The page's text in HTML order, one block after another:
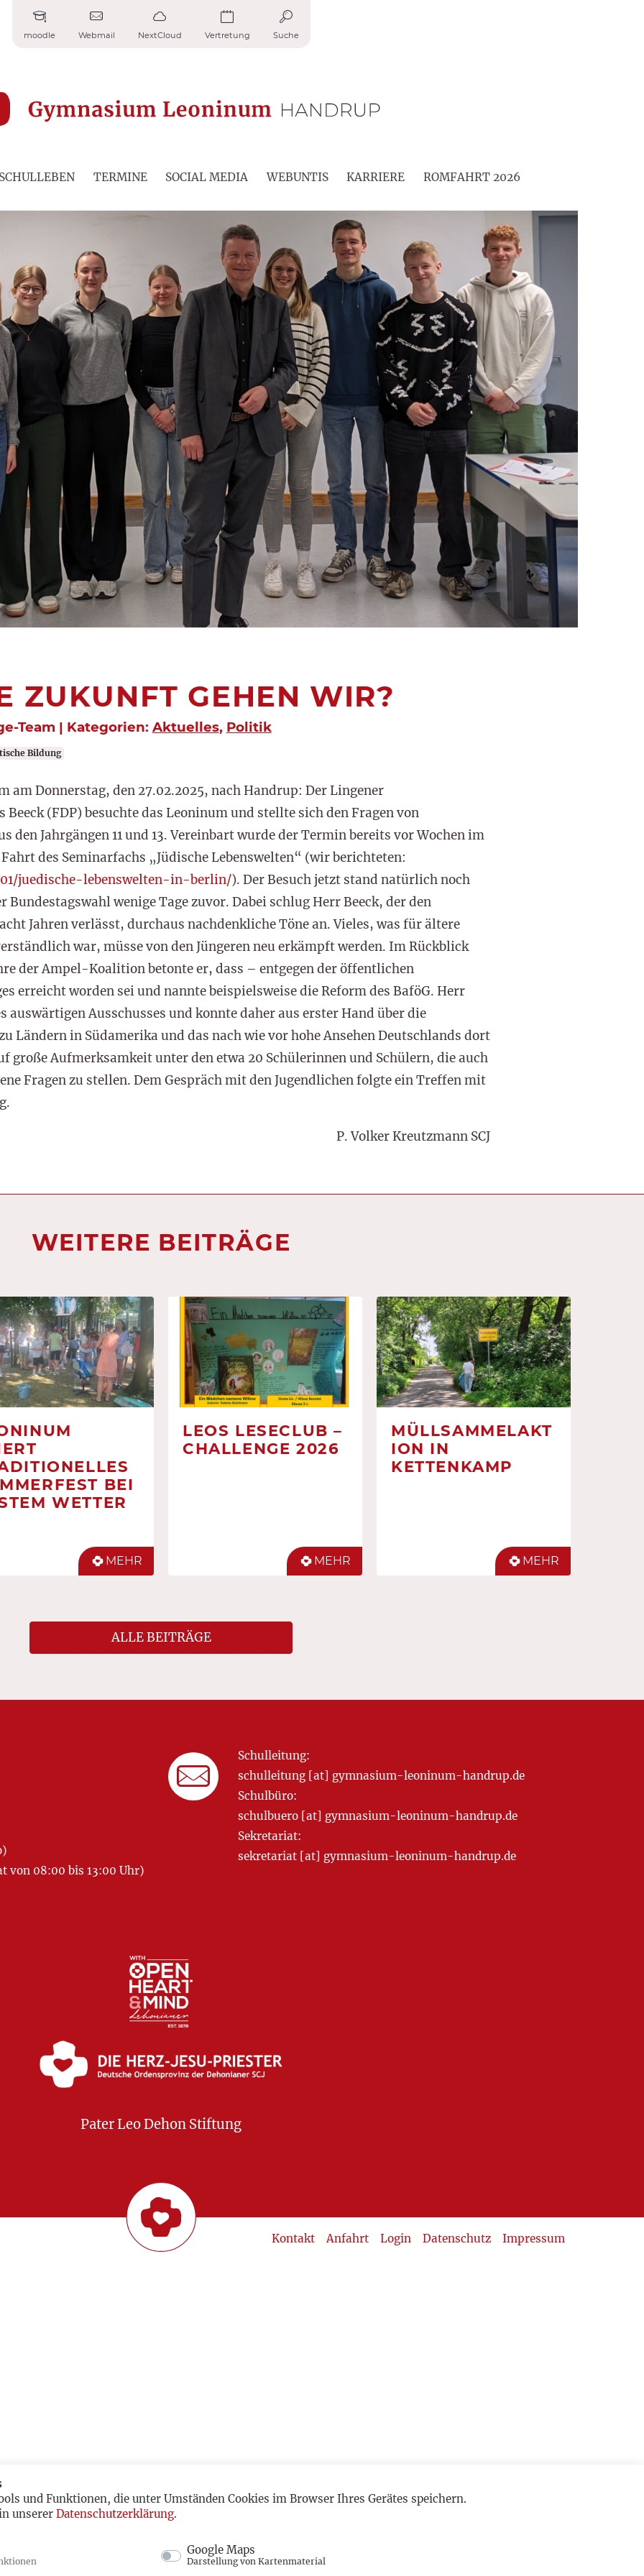
moodle Webmail NextCloud Vertretung Suche
SCHULLEBEN TERMINE SOCIAL MEDIA WEBUNTIS KARRIERE ROMFAHRT 2026
ZUKUNFT GEHEN WIR?
Team | Kategorien: Aktuelles, Politik
Bildung
am Donnerstag, den 27.02.2025, nach Handrup: Der Lingener
Beeck (FDP) besuchte das Leoninum und stellte sich den Fragen von
den Jahrgängen 11 und 13. Vereinbart wurde der Termin bereits vor Wochen im
des Seminarfachs „Jüdische Lebenswelten“ (wir berichteten:
juedische-lebenswelten-in-berlin/). Der Besuch jetzt stand natürlich noch
Bundestagswahl wenige Tage zuvor. Dabei schlug Herr Beeck, der den
Jahren verlässt, durchaus nachdenkliche Töne an. Vieles, was für ältere
war, müsse von den Jüngeren neu erkämpft werden. Im Rückblick
der Ampel-Koalition betonte er, dass – entgegen der öffentlichen
erreicht worden sei und nannte beispielsweise die Reform des BaföG. Herr
auswärtigen Ausschusses und konnte daher aus erster Hand über die
Ländern in Südamerika und das nach wie vor hohe Ansehen Deutschlands dort
große Aufmerksamkeit unter den etwa 20 Schülerinnen und Schülern, die auch
Fragen zu stellen. Dem Gespräch mit den Jugendlichen folgte ein Treffen mit
P. Volker Kreutzmann SCJ
WEITERE BEITRÄGE
BEI
WETTER
MEHR
LEOS LESECLUB –
CHALLENGE 2026
MEHR
MÜLLSAMMELAKT
ION IN
KETTENKAMP
MEHR
ALLE BEITRÄGE
von 08:00 bis 13:00 Uhr)
Schulleitung:
schulleitung [at] gymnasium-leoninum-handrup.de
Schulbüro:
schulbuero [at] gymnasium-leoninum-handrup.de
Sekretariat:
sekretariat [at] gymnasium-leoninum-handrup.de
Pater Leo Dehon Stiftung
Kontakt Anfahrt Login Datenschutz Impressum
und Funktionen, die unter Umständen Cookies im Browser Ihres Gerätes speichern.
unserer Datenschutzerklärung.
Google Maps
Darstellung von Kartenmaterial